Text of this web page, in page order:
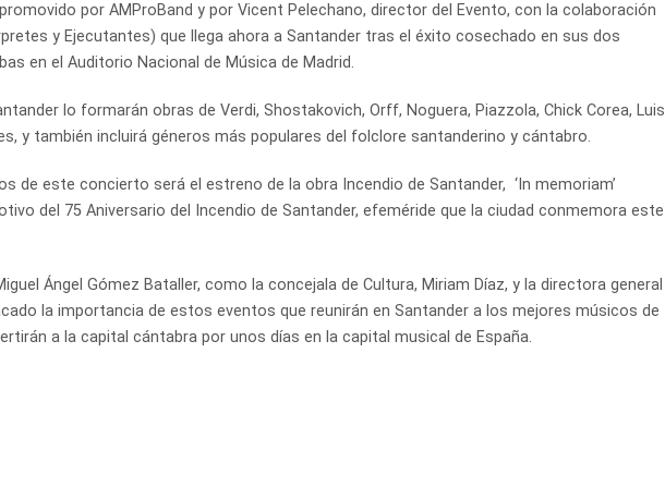
por AMProBand y por Vicent Pelechano, director del Evento, con la colaboración
y Ejecutantes) que llega ahora a Santander tras el éxito cosechado en sus dos
en el Auditorio Nacional de Música de Madrid.
lo formarán obras de Verdi, Shostakovich, Orff, Noguera, Piazzola, Chick Corea, Luis
y también incluirá géneros más populares del folclore santanderino y cántabro.
de este concierto será el estreno de la obra Incendio de Santander, ‘In memoriam’
del 75 Aniversario del Incendio de Santander, efeméride que la ciudad conmemora este
Ángel Gómez Bataller, como la concejala de Cultura, Miriam Díaz, y la directora general
la importancia de estos eventos que reunirán en Santander a los mejores músicos de
a la capital cántabra por unos días en la capital musical de España.